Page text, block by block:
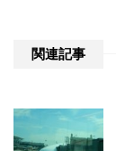
関連記事